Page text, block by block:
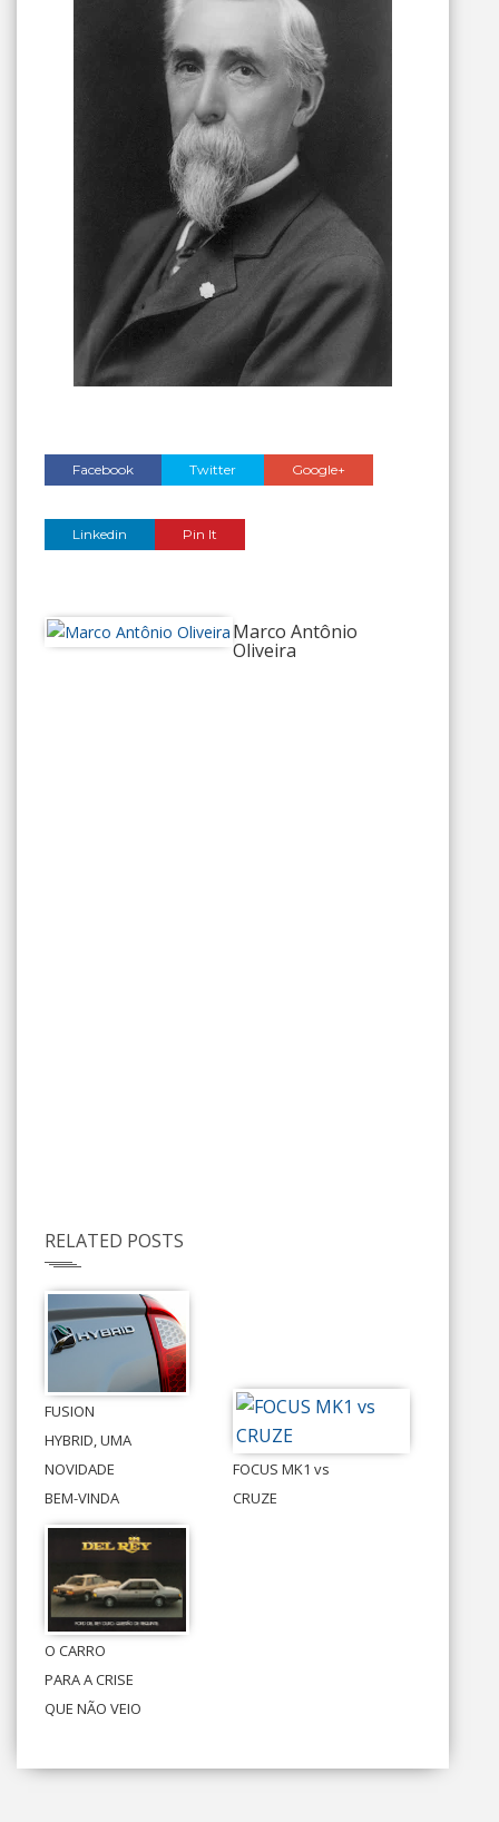
Facebook Twitter Google+
Linkedin Pin It
Marco Antônio
Oliveira
RELATED POSTS
FUSION
HYBRID, UMA
NOVIDADE
BEM-VINDA
FOCUS MK1 vs
CRUZE
O CARRO
PARA A CRISE
QUE NÃO VEIO